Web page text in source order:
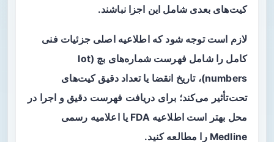
کیت‌های بعدی شامل این اجزا نباشند.
لازم است توجه شود که اطلاعیه اصلی جزئیات فنی
کامل را شامل فهرست شماره‌های بچ (lot
numbers)، تاریخ انقضا یا تعداد دقیق کیت‌های
تحت‌تأثیر می‌کند؛ برای دریافت فهرست دقیق و اجرا در
محل بهتر است اطلاعیه FDA یا اعلامیه رسمی
Medline را مطالعه کنید.